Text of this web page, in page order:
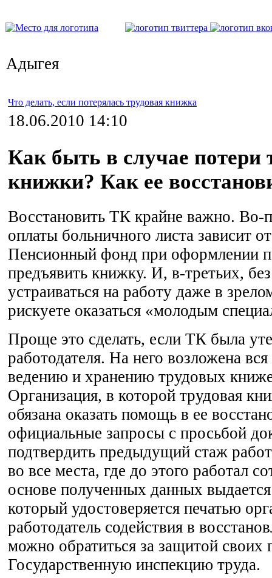
Адыгея
Что делать, если потерялась трудовая книжка
18.06.2010 14:10
Как быть в случае потери
книжки? Как ее
Восстановить ТК крайне важно. Во-
оплаты больничного листа зависит
Пенсионный фонд при оформлении
предъявить книжку. И, в-третьих,
устраиваться на работу даже в
рискуете оказаться «молодым
Проще это сделать, если ТК была
работодателя. На него возложена
ведению и хранению трудовых
Организация, в которой трудовая
обязана оказать помощь в ее
официальные запросы с просьбой
подтвердить предыдущий стаж
во все места, где до этого работал
основе полученных данных
который удостоверяется печатью
работодатель содействия в
можно обратиться за защитой своих
Государственную инспекцию труда.